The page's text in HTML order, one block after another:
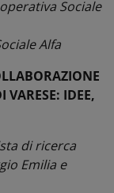
Sociale
Alfa
IDEE,
di ricerca
Emilia e